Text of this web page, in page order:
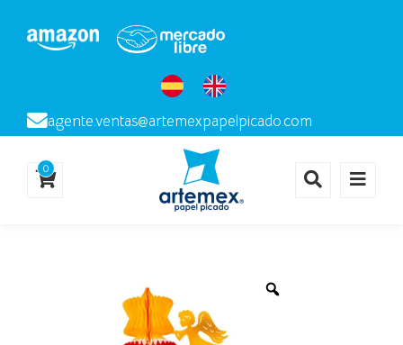
agente.ventas@artemexpapelpicado.com
0